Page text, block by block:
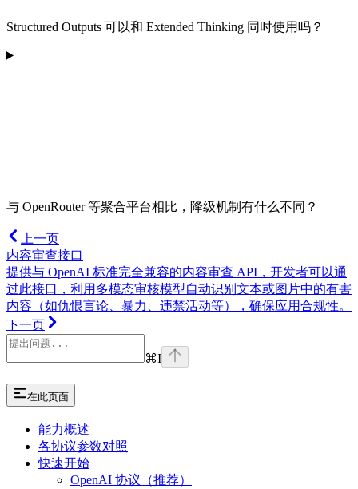
Structured Outputs 可以和 Extended Thinking 同时使用吗？
与 OpenRouter 等聚合平台相比，降级机制有什么不同？
上一页
内容审查接口
提供与 OpenAI 标准完全兼容的内容审查 API，开发者可以通
过此接口，利用多模态审核模型自动识别文本或图片中的有害
内容（如仇恨言论、暴力、违禁活动等），确保应用合规性。
下一页
⌘I
在此页面
能力概述
各协议参数对照
快速开始
OpenAI 协议（推荐）